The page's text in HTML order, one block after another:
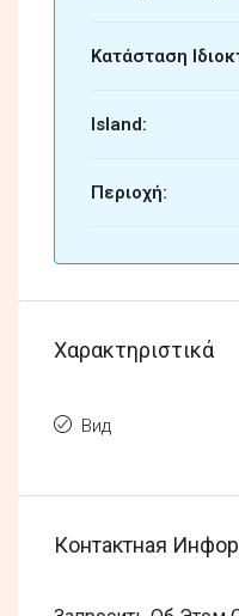
Κατάσταση
Island:
Περιοχή:
Χαρακτηριστικά
Вид
Контактная